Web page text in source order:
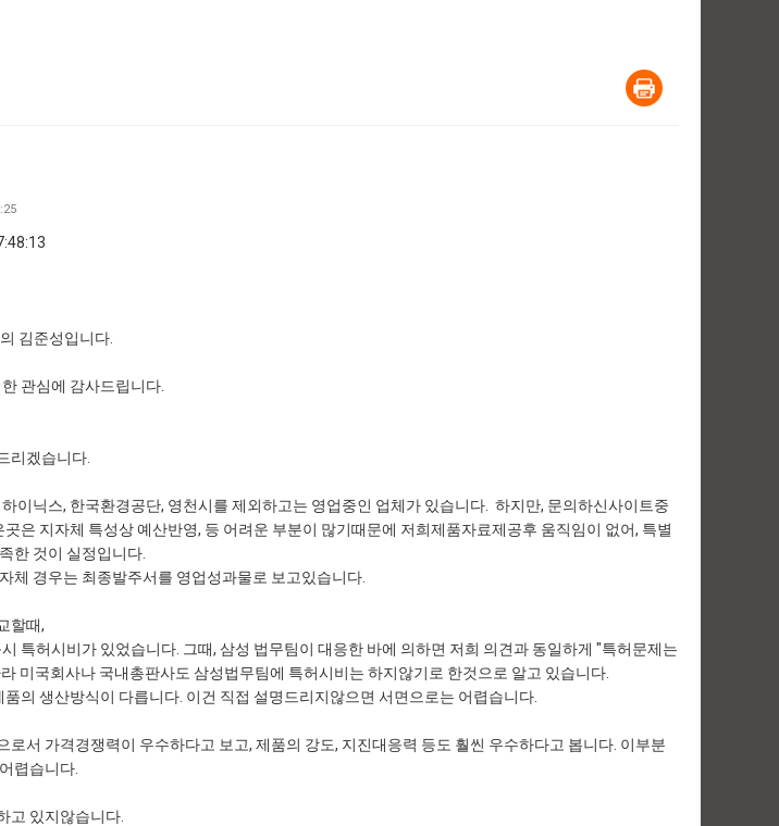
김준성입니다.
관심에 감사드립니다.
리겠습니다.
이닉스, 한국환경공단, 영천시를 제외하고는 영업중인 업체가 있습니다. 하지만, 문의하신사이트중
은 지자체 특성상 예산반영, 등 어려운 부분이 많기때문에 저희제품자료제공후 움직임이 없어, 특별
한 것이 실정입니다.
체 경우는 최종발주서를 영업성과물로 보고있습니다.
할때,
특허시비가 있었습니다. 그때, 삼성 법무팀이 대응한 바에 의하면 저희 의견과 동일하게 "특허문제는
미국회사나 국내총판사도 삼성법무팀에 특허시비는 하지않기로 한것으로 알고 있습니다.
의 생산방식이 다릅니다. 이건 직접 설명드리지않으면 서면으로는 어렵습니다.
로서 가격경쟁력이 우수하다고 보고, 제품의 강도, 지진대응력 등도 훨씬 우수하다고 봅니다. 이부분
렵습니다.
고 있지않습니다.